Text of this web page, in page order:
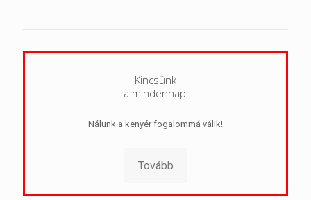
Kincsünk
a mindennapi
Nálunk a kenyér fogalommá válik!
Tovább